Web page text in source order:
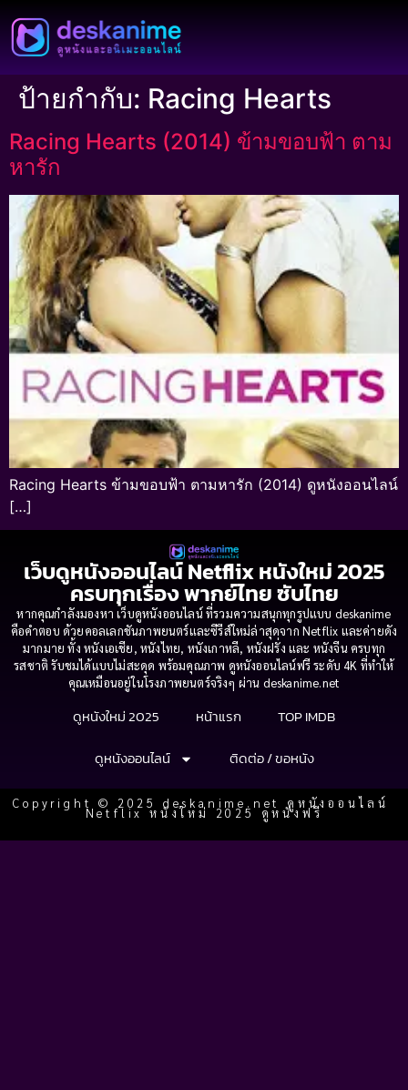
ป้ายกำกับ: Racing Hearts
Racing Hearts (2014) ข้ามขอบฟ้า ตาม
หารัก
Racing Hearts ข้ามขอบฟ้า ตามหารัก (2014) ดูหนังออนไลน์
[…]
เว็บดูหนังออนไลน์ Netflix หนังใหม่ 2025
ครบทุกเรื่อง พากย์ไทย ซับไทย
หากคุณกำลังมองหา เว็บดูหนังออนไลน์ ที่รวมความสนุกทุกรูปแบบ deskanime
คือคำตอบ ด้วยคอลเลกชันภาพยนตร์และซีรีส์ใหม่ล่าสุดจาก Netflix และค่ายดัง
มากมาย ทั้ง หนังเอเชีย, หนังไทย, หนังเกาหลี, หนังฝรั่ง และ หนังจีน ครบทุก
รสชาติ รับชมได้แบบไม่สะดุด พร้อมคุณภาพ ดูหนังออนไลน์ฟรี ระดับ 4K ที่ทำให้
คุณเหมือนอยู่ในโรงภาพยนตร์จริงๆ ผ่าน deskanime.net
ดูหนังใหม่ 2025 หน้าแรก
TOP IMDB
ดูหนังออนไลน์
ติดต่อ / ขอหนัง
Copyright © 2025 deskanime.net ดูหนังออนไลน์
Netflix หนังใหม่ 2025 ดูหนังฟรี